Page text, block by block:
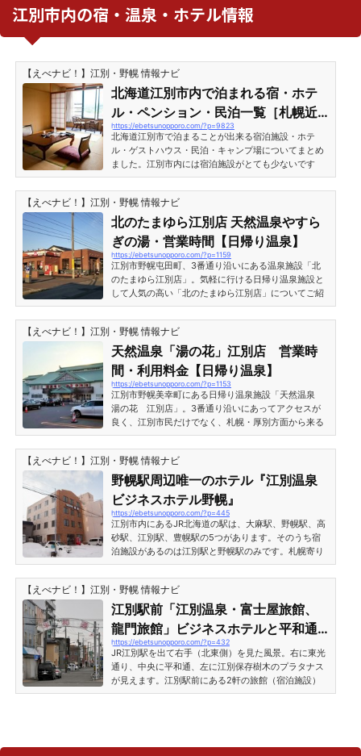
ーズケーキ、クッキー、ドーナツなど、美味しい食べ
物が豊富に揃うお店です。また店舗で売っているソフ
江別市内の宿・温泉・ホテル情報
【えべナビ！】江別・野幌 情報ナビ
北海道江別市内で泊まれる宿・ホテ
ル・ペンション・民泊一覧［札幌近
郊］
https://ebetsunopporo.com/?p=9823
北海道江別市で泊まることが出来る宿泊施設・ホテ
ル・ゲストハウス・民泊・キャンプ場についてまとめ
ました。江別市内には宿泊施設がとても少ないです
が、駅に近い便利な宿もあり、江別観光・北海道観光
の拠点として活用することができます。また札幌市な
どで大きなイベント等があると札幌市内・旭川市内な
ど主要都市の宿が満室になることが多いので、江別市
内の宿はそういった時の穴場として活用できるかもし
れません。ということで、江別市内で泊まれる全宿の
情報をご紹介します。※内容は変更になる場合があり
ます。最新情報について...
【えべナビ！】江別・野幌 情報ナビ
北のたまゆら江別店 天然温泉やすら
ぎの湯・営業時間【日帰り温泉】
https://ebetsunopporo.com/?p=1159
江別市野幌屯田町、3番通り沿いにある温泉施設「北
のたまゆら江別店」。気軽に行ける日帰り温泉施設と
して人気の高い「北のたまゆら江別店」についてご紹
介します。北のたまゆら江別店・天然温泉やすらぎの
湯江別市野幌屯田町にある「天然温泉・北のたまゆら
江別店」は、宿泊施設の無い日帰り温泉施設です。建
物は3番通り沿いにありますが、駐車場は建物の裏に
あるので、9丁目通りを曲がって中に入る必要があり
ます。9丁目通りはちょっと狭めの道路なので注意が
必要です。 天然温泉には施設が充実北のたまゆら江別
店の広々とした...
【えべナビ！】江別・野幌 情報ナビ
天然温泉「湯の花」江別店 営業時
間・利用料金【日帰り温泉】
https://ebetsunopporo.com/?p=1153
江別市野幌美幸町にある日帰り温泉施設「天然温泉
湯の花 江別店」。3番通り沿いにあってアクセスが
良く、江別市民だけでなく、札幌・厚別方面から来る
方も多くいる人気の日帰り温泉施設です。江別天然温
泉 湯の花・江別殿『天然温泉湯の花・江別店』は、宿
泊施設のない日帰り温泉施設です。営業時間が長いた
め、遅くまで楽しめるのも魅力です。自家用車がなく
ても、無料送迎バスがあるのでとても便利。ゆっくり
くつろげる館内は評判が高く、リピート客も多くいま
す。気軽に行ける日帰り温泉施設・湯の花江別店でく
つろぎの一時を過...
【えべナビ！】江別・野幌 情報ナビ
野幌駅周辺唯一のホテル『江別温泉
ビジネスホテル野幌』
https://ebetsunopporo.com/?p=445
江別市内にあるJR北海道の駅は、大麻駅、野幌駅、高
砂駅、江別駅、豊幌駅の5つがあります。そのうち宿
泊施設があるのは江別駅と野幌駅のみです。札幌寄り
で宿泊施設を探すとなると、江別駅は少し遠くなるの
で、野幌駅が便利になりますね。ここでは野幌駅唯一
のビジネスホテルをご紹介します。※情報は記事執筆
時点（2014年12月）の情報です。変更になる場合があ
ります。 ※追記：2019年12月、野幌駅前に「ホテルリ
ボーン野幌」がオープンし、ビジネスホテル野幌が唯
一ではなくなりました。江別温泉 ビジネスホテル野幌
［江別市野幌...
【えべナビ！】江別・野幌 情報ナビ
江別駅前「江別温泉・富士屋旅館、
龍門旅館」ビジネスホテルと平和通
り
https://ebetsunopporo.com/?p=432
JR江別駅を出て右手（北東側）を見た風景。右に東光
通り、中央に平和通、左に江別保存樹木のプラタナス
が見えます。江別駅前にある2軒の旅館（宿泊施設）
は「平和通り」の奥にあります。平和通りと江別温泉
温泉・富士屋旅館、龍門旅館平和通り右奥に「江別温